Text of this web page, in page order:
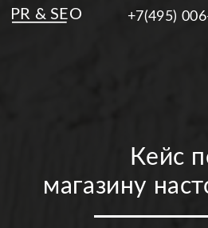
PR & SEO +7(495)
Кейс
магазину